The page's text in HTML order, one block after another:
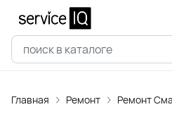
Главная Ремонт Ремонт